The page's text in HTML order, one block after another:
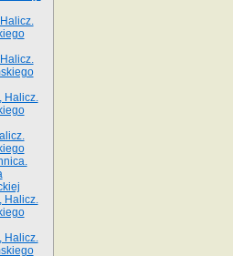
Halicz.
Halicz.
Halicz.